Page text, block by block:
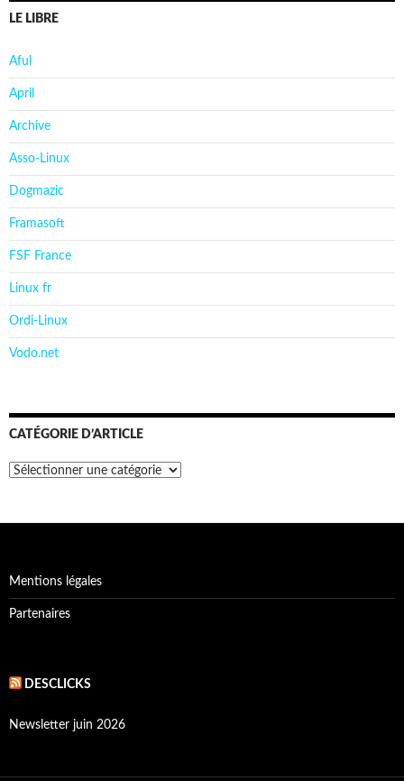
LE LIBRE
Aful
April
Archive
Asso-Linux
Dogmazic
Framasoft
FSF France
Linux fr
Ordi-Linux
Vodo.net
CATÉGORIE D’ARTICLE
Catégorie
Mentions légales
Partenaires
DESCLICKS
Newsletter juin 2026